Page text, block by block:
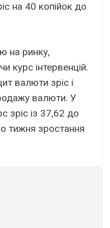
на 40 копійок до
на ринку,
курс інтервенцій.
валюти зріс і
валюти. У
зріс із 37,62 до
тижня зростання